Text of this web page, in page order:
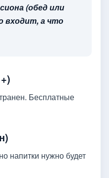
(обед или
входит, а что
Бесплатные
напитки нужно будет